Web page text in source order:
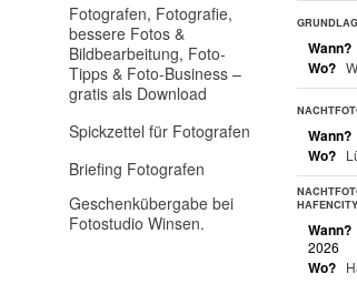
Fotografen, Fotografie,
bessere Fotos &
Bildbearbeitung, Foto-
Tipps & Foto-Business –
gratis als Download
Spickzettel für Fotografen
Briefing Fotografen
Geschenkübergabe bei
Fotostudio Winsen.
Wann?
Wo?
Wann?
Wo?
HAFENCITY
Wann?
2026
Wo?